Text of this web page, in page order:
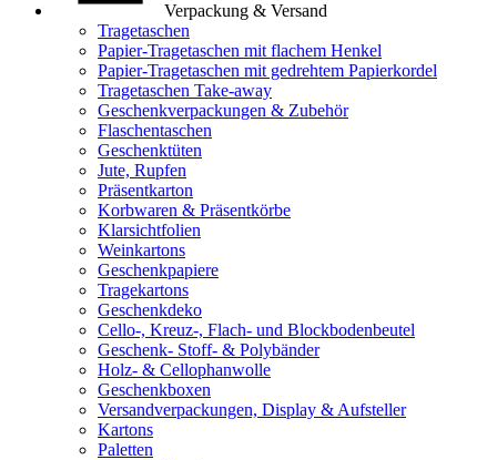
Verpackung & Versand
Tragetaschen
Papier-Tragetaschen mit flachem Henkel
Papier-Tragetaschen mit gedrehtem Papierkordel
Tragetaschen Take-away
Geschenkverpackungen & Zubehör
Flaschentaschen
Geschenktüten
Jute, Rupfen
Präsentkarton
Korbwaren & Präsentkörbe
Klarsichtfolien
Weinkartons
Geschenkpapiere
Tragekartons
Geschenkdeko
Cello-, Kreuz-, Flach- und Blockbodenbeutel
Geschenk- Stoff- & Polybänder
Holz- & Cellophanwolle
Geschenkboxen
Versandverpackungen, Display & Aufsteller
Kartons
Paletten